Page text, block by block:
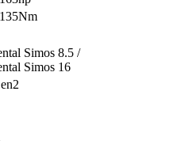
135Nm
Simos 8.5 /
Simos 16